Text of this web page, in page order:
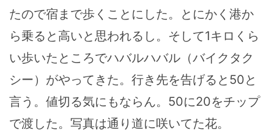
たので宿まで歩くことにした。とにかく港か
ら乗ると高いと思われるし。そして1キロくら
い歩いたところでハバルハバル（バイクタク
シー）がやってきた。行き先を告げると50と
言う。値切る気にもならん。50に20をチップ
で渡した。写真は通り道に咲いてた花。